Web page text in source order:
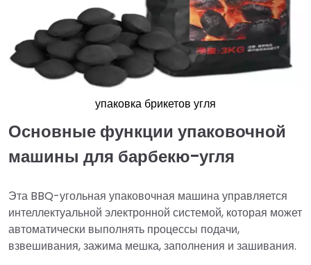
упаковка брикетов угля
Основные функции упаковочной
машины для барбекю-угля
Эта BBQ-угольная упаковочная машина управляется
интеллектуальной электронной системой, которая может
автоматически выполнять процессы подачи,
взвешивания, зажима мешка, заполнения и зашивания.